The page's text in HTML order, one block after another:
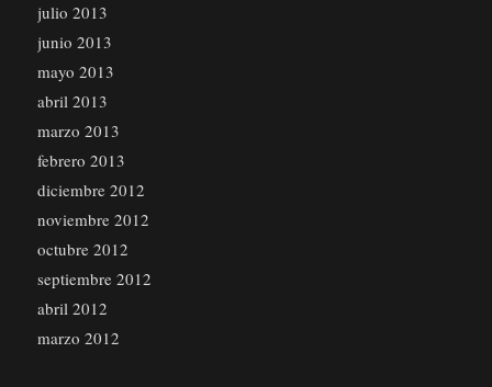
julio 2013
junio 2013
mayo 2013
abril 2013
marzo 2013
febrero 2013
diciembre 2012
noviembre 2012
octubre 2012
septiembre 2012
abril 2012
marzo 2012